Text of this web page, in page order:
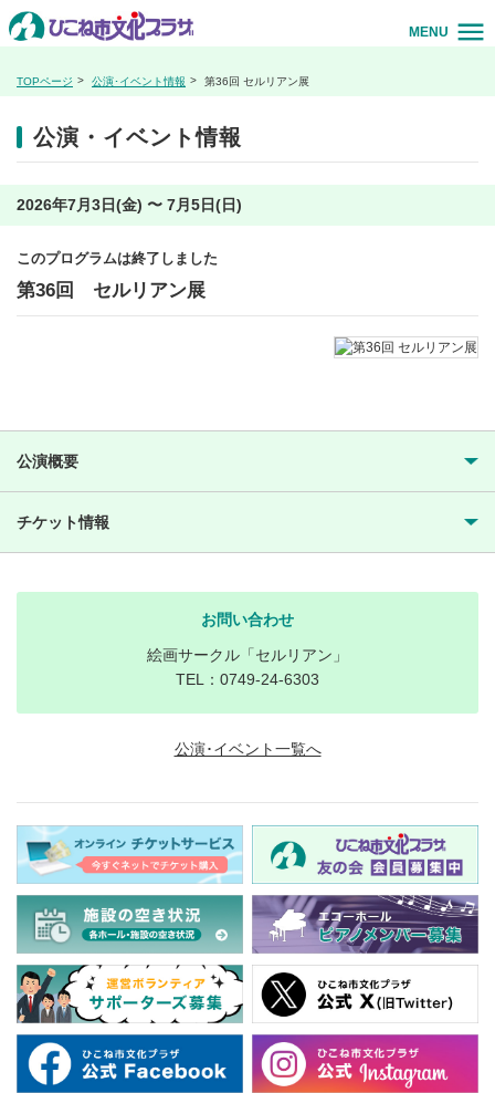
MENU
TOPページ 公演･イベント情報 第36回 セルリアン展
公演・イベント情報
2026年7月3日(金) 〜 7月5日(日)
このプログラムは終了しました
第36回 セルリアン展
公演概要
チケット情報
お問い合わせ
絵画サークル「セルリアン」
TEL：0749-24-6303
公演･イベント一覧へ